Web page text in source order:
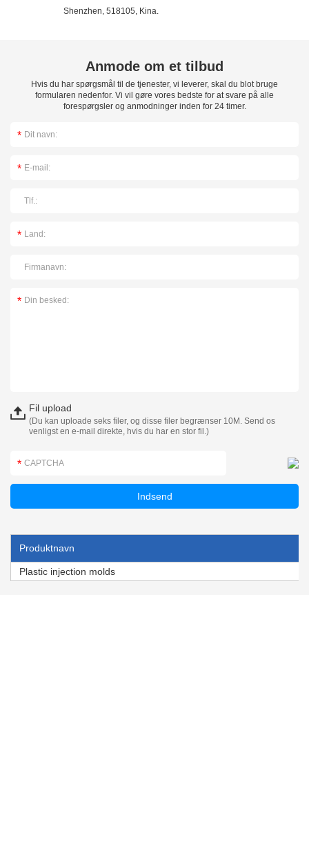
Shenzhen, 518105, Kina.
Anmode om et tilbud
Hvis du har spørgsmål til de tjenester, vi leverer, skal du blot bruge
formularen nedenfor. Vi vil gøre vores bedste for at svare på alle
forespørgsler og anmodninger inden for 24 timer.
Fil upload
(Du kan uploade seks filer, og disse filer begrænser 10M. Send os
venligst en e-mail direkte, hvis du har en stor fil.)
Produktnavn
Plastic injection molds